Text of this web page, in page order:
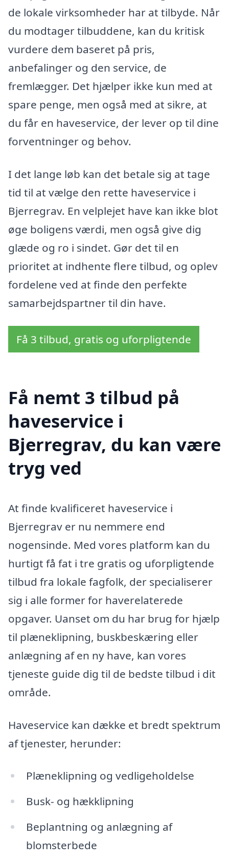
de lokale virksomheder har at tilbyde. Når
du modtager tilbuddene, kan du kritisk
vurdere dem baseret på pris,
anbefalinger og den service, de
fremlægger. Det hjælper ikke kun med at
spare penge, men også med at sikre, at
du får en haveservice, der lever op til dine
forventninger og behov.
I det lange løb kan det betale sig at tage
tid til at vælge den rette haveservice i
Bjerregrav. En velplejet have kan ikke blot
øge boligens værdi, men også give dig
glæde og ro i sindet. Gør det til en
prioritet at indhente flere tilbud, og oplev
fordelene ved at finde den perfekte
samarbejdspartner til din have.
Få 3 tilbud, gratis og uforpligtende
Få nemt 3 tilbud på
haveservice i
Bjerregrav, du kan være
tryg ved
At finde kvalificeret haveservice i
Bjerregrav er nu nemmere end
nogensinde. Med vores platform kan du
hurtigt få fat i tre gratis og uforpligtende
tilbud fra lokale fagfolk, der specialiserer
sig i alle former for haverelaterede
opgaver. Uanset om du har brug for hjælp
til plæneklipning, buskbeskæring eller
anlægning af en ny have, kan vores
tjeneste guide dig til de bedste tilbud i dit
område.
Haveservice kan dække et bredt spektrum
af tjenester, herunder:
Plæneklipning og vedligeholdelse
Busk- og hækklipning
Beplantning og anlægning af
blomsterbede